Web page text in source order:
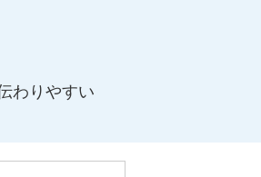
わりやすい